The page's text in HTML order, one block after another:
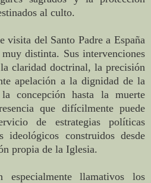
al culto.
visita del Santo Padre a España
distinta. Sus intervenciones
claridad doctrinal, la precisión
apelación a la dignidad de la
concepción hasta la muerte
que difícilmente puede
de estrategias políticas
ideológicos construidos desde
propia de la Iglesia.
especialmente llamativos los